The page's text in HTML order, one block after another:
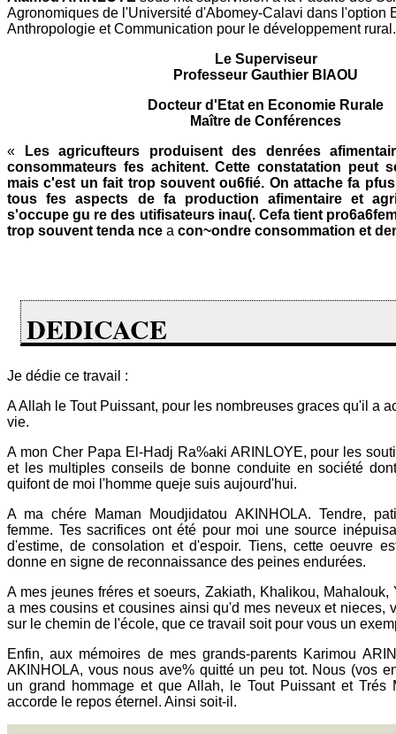
Agronomiques de l'Université d'Abomey-Calavi dans l'option
Anthropologie et Communication pour le développement rural.
Le Superviseur
Professeur Gauthier BIAOU
Docteur d'Etat en Economie Rurale
Maître de Conférences
« Les agricufteurs produisent des denrées
consommateurs fes achitent. Cette constatation peut
mais c'est un fait trop souvent ou6fié. On attache fa
tous fes aspects de fa production afimentaire et
s'occupe gu re des utifisateurs inau(. Cefa tient
trop souvent tenda nce a con~ondre consommation et
DEDICACE
Je dédie ce travail :
A Allah le Tout Puissant, pour les nombreuses graces qu'il a
vie.
A mon Cher Papa El-Hadj Ra%aki ARINLOYE, pour les
et les multiples conseils de bonne conduite en société
quifont de moi l'homme queje suis aujourd'hui.
A ma chére Maman Moudjidatou AKINHOLA. Tendre,
femme. Tes sacrifices ont été pour moi une source
d'estime, de consolation et d'espoir. Tiens, cette oeuvre
donne en signe de reconnaissance des peines endurées.
A mes jeunes fréres et soeurs, Zakiath, Khalikou, Mahalouk,
a mes cousins et cousines ainsi qu'd mes neveux et nieces,
sur le chemin de l'école, que ce travail soit pour vous un
Enfin, aux mémoires de mes grands-parents Karimou
AKINHOLA, vous nous ave% quitté un peu tot. Nous (vos
un grand hommage et que Allah, le Tout Puissant et Trés
accorde le repos éternel. Ainsi soit-il.